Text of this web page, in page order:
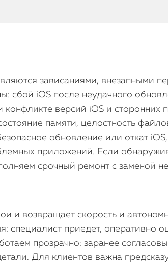
зависаниями, внезапными
сбой iOS после неудачного
конфликте версий iOS и
памяти, целостность
обновление или откат
приложений. Если
срочный ремонт с заменой
и возвращает скорость и
специалист приедет,
прозрачно: заранее
Для клиентов важна